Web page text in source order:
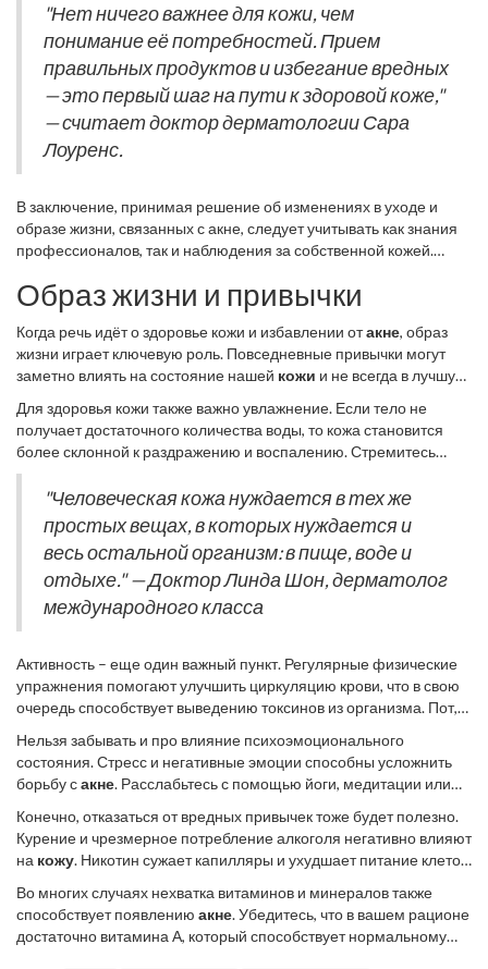
чрезмерное потребление молочных продуктов может ухудшать
состояние кожи. Хотя научные данные на этот счет различны,
стоит отметить, что сама природа питания может сильно влиять
на внешний вид нашей кожи. Многочисленные исследования
указывают на связь между высоким гликемическим индексом
пищи и обострениями акне.
"Нет ничего важнее для кожи, чем
понимание её потребностей. Прием
правильных продуктов и избегание вредных
— это первый шаг на пути к здоровой коже,"
— считает доктор дерматологии Сара
Лоуренс.
В заключение, принимая решение об изменениях в уходе и
образе жизни, связанных с акне, следует учитывать как знания
профессионалов, так и наблюдения за собственной кожей.
восстановления и пройти путь к чистой коже с наименьшими
потерями.
Образ жизни и привычки
Когда речь идёт о здоровье кожи и избавлении отакне, образ
жизни играет ключевую роль. Повседневные привычки могут
заметно влиять на состояние нашей кожи и не всегда в лучшую
факторы ослабляют защитные функции организма, и акне
получает свободу действий. Важно помнить, что 7-9 часов
спокойного сна способны существенно улучшить состояние
определённого режима сна и бодрствования.
Для здоровья кожи также важно увлажнение. Если тело не
получает достаточного количества воды, то кожа становится
более склонной к раздражению и воспалению. Стремитесь
выпивать около восьми стаканов воды в день. В этом смысле
поможет также употребление свежих фруктов и овощей,
насыщенных водой. Их фруктовые кислоты могу помочь
восстановиться коже гораздо быстрее, чем предписанные
крема.
"Человеческая кожа нуждается в тех же
простых вещах, в которых нуждается и
весь остальной организм: в пище, воде и
отдыхе." — Доктор Линда Шон, дерматолог
международного класса
Активность – еще один важный пункт. Регулярные физические
упражнения помогают улучшить циркуляцию крови, что в свою
очередь способствует выведению токсинов из организма. Пот,
помнить о своевременном очищении кожи, чтобы избежать
накопления загрязнений на ее поверхности.
Нельзя забывать и про влияние психоэмоционального
состояния. Стресс и негативные эмоции способны усложнить
борьбу сакне. Расслабьтесь с помощью йоги, медитации или
нервной системой и состоянием кожи; стоит снизить уровень
стресса, и кожа ответит вам благодарностью.
Конечно, отказаться от вредных привычек тоже будет полезно.
Курение и чрезмерное потребление алкоголя негативно влияют
на кожу. Никотин сужает капилляры и ухудшает питание клеток,
нужно полностью отказаться от удовольствий, но стоит
задуматься о мере их поступления в организм.
Во многих случаях нехватка витаминов и минералов также
способствует появлению акне. Убедитесь, что в вашем рационе
достаточно витамина А, который способствует нормальному